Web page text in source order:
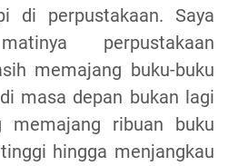
di perpustakaan. Saya
perpustakaan
memajang buku-buku
masa depan bukan lagi
memajang ribuan buku
hingga menjangkau